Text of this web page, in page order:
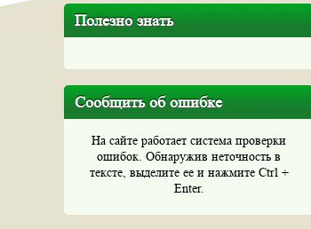
Полезно знать
Сообщить об ошибке
На сайте работает система проверки
ошибок. Обнаружив неточность в
тексте, выделите ее и нажмите Ctrl +
Enter.